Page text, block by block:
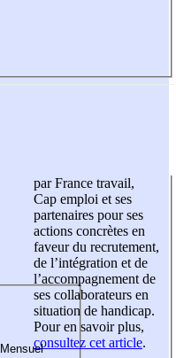
par France travail,
Cap emploi et ses
partenaires pour ses
actions concrètes en
faveur du recrutement,
de l’intégration et de
l’accompagnement de
ses collaborateurs en
situation de handicap.
Pour en savoir plus,
consultez cet article.